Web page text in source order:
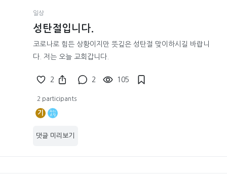
일상
성탄절입니다.
코로나로 힘든 상황이지만 뜻깊은 성탄절 맞이하시길 바랍니
다. 저는 오늘 교회갑니다.
2 2 105
2 participants
기
댓글 미리보기